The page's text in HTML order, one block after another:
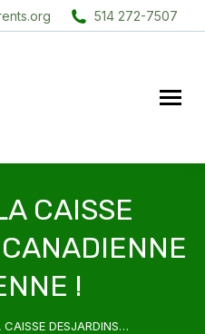
514 272-7507
CAISSE
!
CAISSE DESJARDINS…